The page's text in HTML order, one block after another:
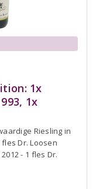
1x
1x
Riesling in
Dr. Loosen
- 1 fles Dr.